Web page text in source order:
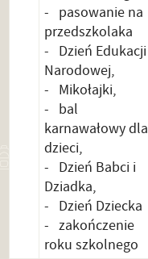
- pasowanie na
przedszkolaka
- Dzień Edukacji
Narodowej,
- Mikołajki,
- bal
karnawałowy dla
dzieci,
- Dzień Babci i
Dziadka,
- Dzień Dziecka
- zakończenie
roku szkolnego